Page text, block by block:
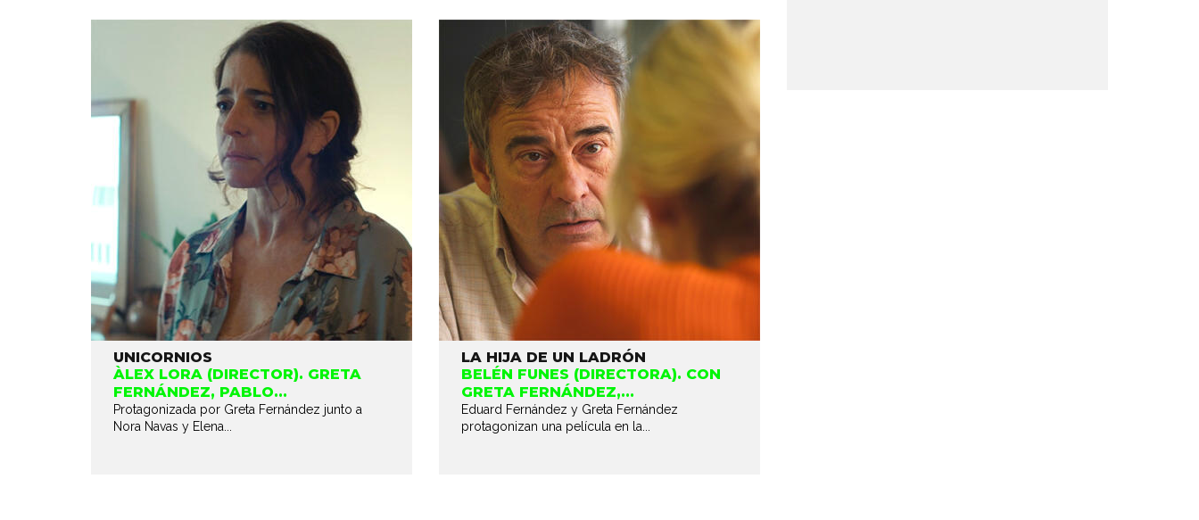
UNICORNIOS
ÀLEX LORA (DIRECTOR). GRETA
FERNÁNDEZ, PABLO...
Protagonizada por Greta Fernández junto a
Nora Navas y Elena...
LA HIJA DE UN LADRÓN
BELÉN FUNES (DIRECTORA). CON
GRETA FERNÁNDEZ,...
Eduard Fernández y Greta Fernández
protagonizan una película en la...